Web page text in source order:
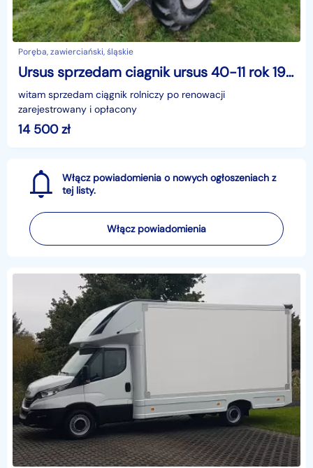
Poręba, zawierciański, śląskie
Ursus sprzedam ciagnik ursus 40-11 rok 1967 zarejestrowany663612410
witam sprzedam ciągnik rolniczy po renowacji
zarejestrowany i opłacony
14 500zł
Włącz powiadomienia o nowych ogłoszeniach z
tej listy.
Włącz powiadomienia